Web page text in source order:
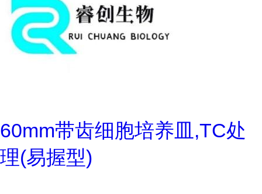
60mm带齿细胞培养皿,TC处
理(易握型)